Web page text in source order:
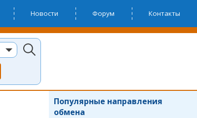
Новости Форум Контакты
Популярные направления
обмена